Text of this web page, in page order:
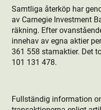
Samtliga återköp har
av Carnegie Investment
räkning. Efter
innehav av egna aktie­r
361 558 stamaktie­r. Det
101 131 478.
Fullständig information